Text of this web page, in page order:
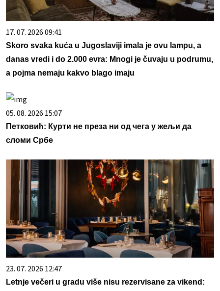
17. 07. 2026 09:41
Skoro svaka kuća u Jugoslaviji imala je ovu lampu, a
danas vredi i do 2.000 evra: Mnogi je čuvaju u podrumu,
a pojma nemaju kakvo blago imaju
05. 08. 2026 15:07
Петковић: Курти не преза ни од чега у жељи да
сломи Србе
23. 07. 2026 12:47
Letnje večeri u gradu više nisu rezervisane za vikend: